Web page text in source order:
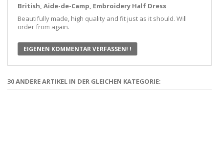
British, Aide-de-Camp, Embroidery Half Dress
Beautifully made, high quality and fit just as it should. Will
order from again.
EIGENEN KOMMENTAR VERFASSEN! !
30 ANDERE ARTIKEL IN DER GLEICHEN KATEGORIE: